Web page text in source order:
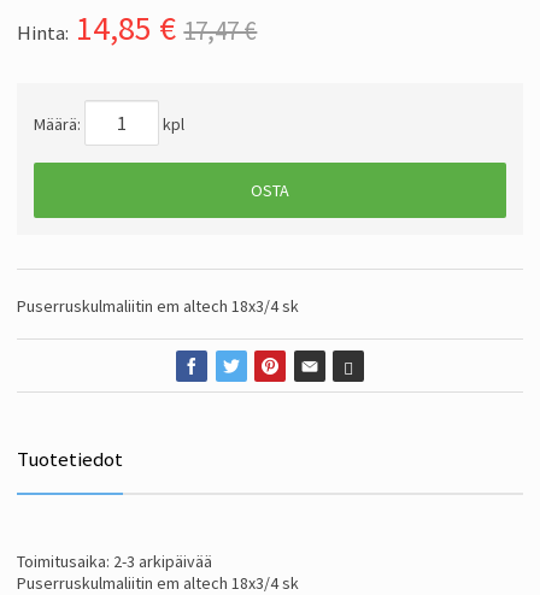
Hinta: 14,85 € 17,47 €
Määrä: kpl
OSTA
Puserruskulmaliitin em altech 18x3/4 sk
Tuotetiedot
Toimitusaika: 2-3 arkipäivää
Puserruskulmaliitin em altech 18x3/4 sk